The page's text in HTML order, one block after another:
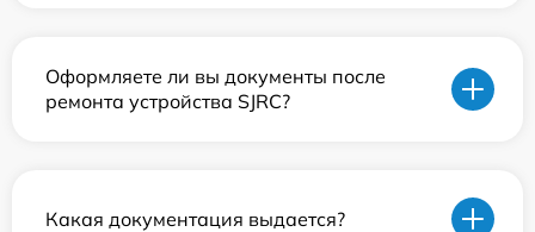
Оформляете ли вы документы после
ремонта устройства SJRC?
Какая документация выдается?